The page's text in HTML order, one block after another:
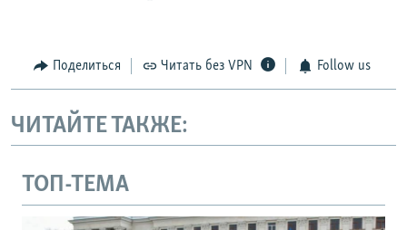
Поделиться Читать без VPN Follow us
ЧИТАЙТЕ ТАКЖЕ:
ТОП-ТЕМА